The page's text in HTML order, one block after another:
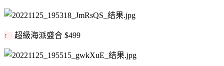
↑ 超級海派盛合 $499